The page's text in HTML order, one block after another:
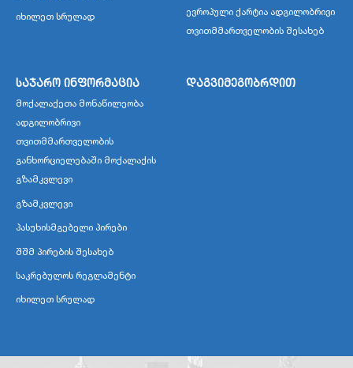
იხილეთ სრულად
ევროპული ქარტია ადგილობრივი
თვითმმართველობის შესახებ
საჯარო ინფორმაცია
მოქალაქეთა მონაწილეობა
ადგილობრივი
თვითმმართველობის
განხორციელებაში მოქალაქის
გზამკვლევი
გზამკვლევი
პასუხისმგებელი პირები
შშმ პირების შესახებ
საკრებულოს რეგლამენტი
იხილეთ სრულად
დაგვიმეგობრდით